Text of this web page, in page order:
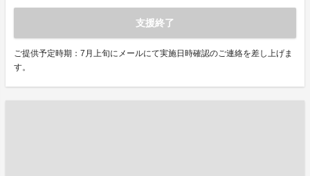
支援終了
ご提供予定時期：7月上旬にメールにて実施日時確認のご連絡を差し上げま
す。